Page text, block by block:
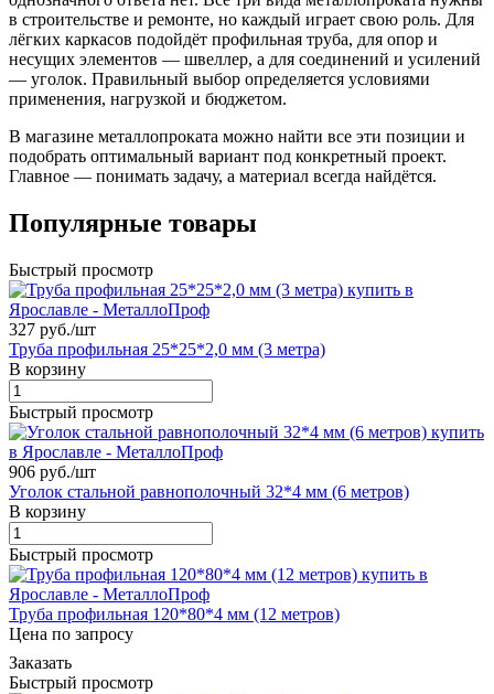
в строительстве и ремонте, но каждый играет свою роль. Для
лёгких каркасов подойдёт профильная труба, для опор и
несущих элементов — швеллер, а для соединений и усилений
— уголок. Правильный выбор определяется условиями
применения, нагрузкой и бюджетом.
В магазине металлопроката можно найти все эти позиции и
подобрать оптимальный вариант под конкретный проект.
Главное — понимать задачу, а материал всегда найдётся.
Популярные товары
Быстрый просмотр
327 руб./шт
Труба профильная 25*25*2,0 мм (3 метра)
В корзину
Быстрый просмотр
906 руб./шт
Уголок стальной равнополочный 32*4 мм (6 метров)
В корзину
Быстрый просмотр
Труба профильная 120*80*4 мм (12 метров)
Цена по запросу
Заказать
Быстрый просмотр